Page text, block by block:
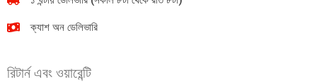
ক্যাশ অন ডেলিভারি
রিটার্ন এবং ওয়ারেন্টি